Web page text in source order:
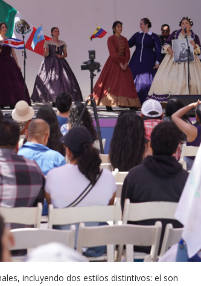
incluyendo dos estilos distintivos: el son